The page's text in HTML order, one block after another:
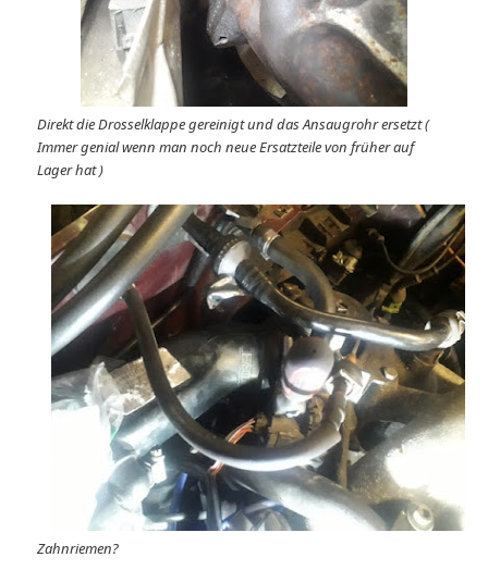
Direkt die Drosselklappe gereinigt und das Ansaugrohr ersetzt (
Immer genial wenn man noch neue Ersatzteile von früher auf
Lager hat )
Zahnriemen?